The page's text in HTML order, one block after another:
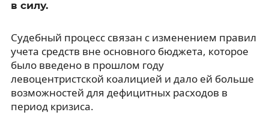
в силу.
Судебный процесс связан с изменением правил
учета средств вне основного бюджета, которое
было введено в прошлом году
левоцентристской коалицией и дало ей больше
возможностей для дефицитных расходов в
период кризиса.